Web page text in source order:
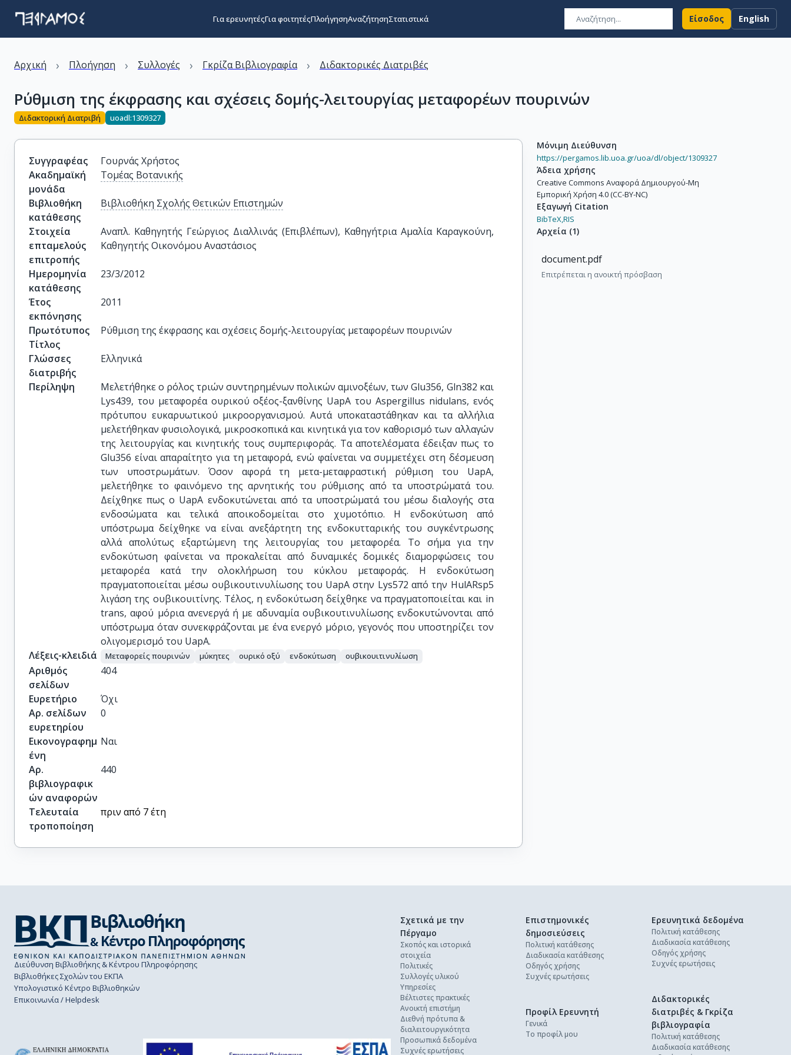
Για ερευνητέςΓια φοιτητέςΠλοήγησηΑναζήτησηΣτατιστικά Είσοδος English
Αρχική › Πλοήγηση › Συλλογές › Γκρίζα Βιβλιογραφία › Διδακτορικές Διατριβές
Ρύθμιση της έκφρασης και σχέσεις δομής-λειτουργίας μεταφορέων πουρινών
Διδακτορική Διατριβή uoadl:1309327
Συγγραφέας
Γουρνάς Χρήστος
Ακαδημαϊκή
μονάδα
Τομέας Βοτανικής
Βιβλιοθήκη
κατάθεσης
Βιβλιοθήκη Σχολής Θετικών Επιστημών
Στοιχεία
επταμελούς
επιτροπής
Αναπλ. Καθηγητής Γεώργιος Διαλλινάς (Επιβλέπων), Καθηγήτρια Αμαλία Καραγκούνη,
Καθηγητής Οικονόμου Αναστάσιος
Ημερομηνία
κατάθεσης
23/3/2012
Έτος
εκπόνησης
2011
Πρωτότυπος
Τίτλος
Ρύθμιση της έκφρασης και σχέσεις δομής-λειτουργίας μεταφορέων πουρινών
Γλώσσες
διατριβής
Ελληνικά
Περίληψη
Μελετήθηκε ο ρόλος τριών συντηρημένων πολικών αμινοξέων, των Glu356, Gln382 και
Lys439, του μεταφορέα ουρικού οξέος-ξανθίνης UapA του Aspergillus nidulans, ενός
πρότυπου ευκαρυωτικού μικροοργανισμού. Αυτά υποκαταστάθηκαν και τα αλλήλια
μελετήθηκαν φυσιολογικά, μικροσκοπικά και κινητικά για τον καθορισμό των αλλαγών
της λειτουργίας και κινητικής τους συμπεριφοράς. Τα αποτελέσματα έδειξαν πως το
Glu356 είναι απαραίτητο για τη μεταφορά, ενώ φαίνεται να συμμετέχει στη δέσμευση
των υποστρωμάτων. Όσον αφορά τη μετα-μεταφραστική ρύθμιση του UapA,
μελετήθηκε το φαινόμενο της αρνητικής του ρύθμισης από τα υποστρώματά του.
Δείχθηκε πως ο UapA ενδοκυτώνεται από τα υποστρώματά του μέσω διαλογής στα
ενδοσώματα και τελικά αποικοδομείται στο χυμοτόπιο. Η ενδοκύτωση από
υπόστρωμα δείχθηκε να είναι ανεξάρτητη της ενδοκυτταρικής του συγκέντρωσης
αλλά απολύτως εξαρτώμενη της λειτουργίας του μεταφορέα. Το σήμα για την
ενδοκύτωση φαίνεται να προκαλείται από δυναμικές δομικές διαμορφώσεις του
μεταφορέα κατά την ολοκλήρωση του κύκλου μεταφοράς. Η ενδοκύτωση
πραγματοποιείται μέσω ουβικουτινυλίωσης του UapA στην Lys572 από την HulARsp5
λιγάση της ουβικουιτίνης. Τέλος, η ενδοκύτωση δείχθηκε να πραγματοποιείται και in
trans, αφού μόρια ανενεργά ή με αδυναμία ουβικουτινυλίωσης ενδοκυτώνονται από
υπόστρωμα όταν συνεκφράζονται με ένα ενεργό μόριο, γεγονός που υποστηρίζει τον
ολιγομερισμό του UapA.
Λέξεις-κλειδιά
Μεταφορείς πουρινών μύκητες ουρικό οξύ ενδοκύτωση ουβικουιτινυλίωση
Αριθμός
σελίδων
404
Ευρετήριο
Όχι
Αρ. σελίδων
ευρετηρίου
0
Εικονογραφημ
ένη
Ναι
Αρ.
βιβλιογραφικ
ών αναφορών
440
Τελευταία
τροποποίηση
πριν από 7 έτη
Μόνιμη Διεύθυνση
https://pergamos.lib.uoa.gr/uoa/dl/object/1309327
Άδεια χρήσης
Creative Commons Αναφορά Δημιουργού-Μη
Εμπορική Χρήση 4.0 (CC-BY-NC)
Εξαγωγή Citation
BibTeX,RIS
Αρχεία (1)
document.pdf
Επιτρέπεται η ανοικτή πρόσβαση
Διεύθυνση Βιβλιοθήκης & Κέντρου Πληροφόρησης
Βιβλιοθήκες Σχολών του ΕΚΠΑ
Υπολογιστικό Κέντρο Βιβλιοθηκών
Επικοινωνία / Helpdesk
Σχετικά με την
Πέργαμο
Σκοπός και ιστορικά
στοιχεία
Πολιτικές
Συλλογές υλικού
Υπηρεσίες
Βέλτιστες πρακτικές
Ανοικτή επιστήμη
Διεθνή πρότυπα &
διαλειτουργικότητα
Προσωπικά δεδομένα
Συχνές ερωτήσεις
Επιστημονικές
δημοσιεύσεις
Πολιτική κατάθεσης
Διαδικασία κατάθεσης
Οδηγός χρήσης
Συχνές ερωτήσεις
Ερευνητικά δεδομένα
Πολιτική κατάθεσης
Διαδικασία κατάθεσης
Οδηγός χρήσης
Συχνές ερωτήσεις
Διδακτορικές
διατριβές & Γκρίζα
βιβλιογραφία
Πολιτική κατάθεσης
Διαδικασία κατάθεσης
Προφίλ Ερευνητή
Γενικά
Το προφίλ μου